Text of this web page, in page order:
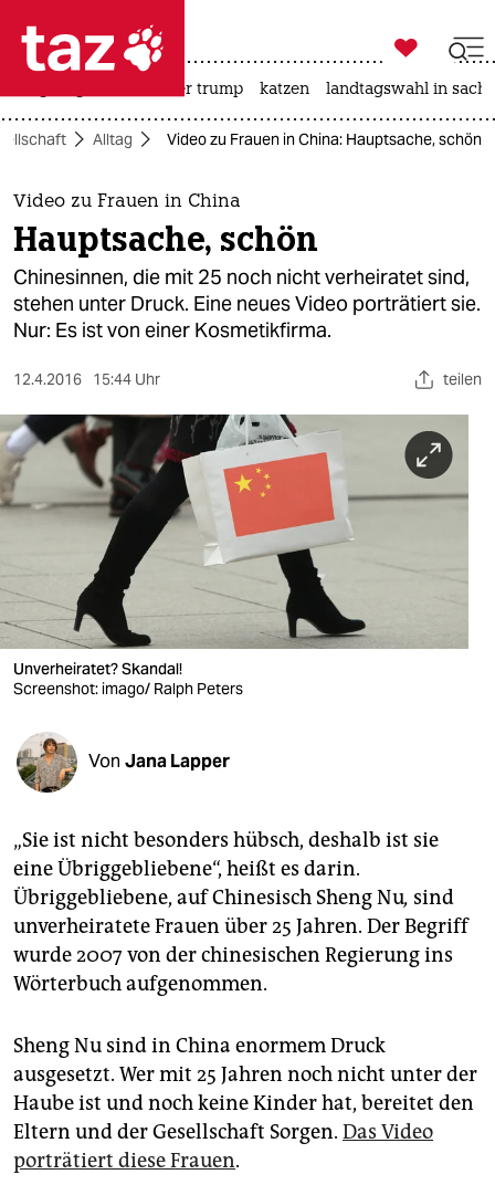
 taz zahl ich
taz zahl ich
themen
politik
öko
sport
berlin
wahrheit
verlag
verlag
veranstaltungen
shop
unterstützen
abo
genossenschaft
epaper login

taz zahl ich
usa unter trump katzen landtagswahl in
Alltag Video zu Frauen in China: Hauptsache, schön
Video zu Frauen in China
Hauptsache, schön
Chinesinnen, die mit 25 noch nicht verheiratet sind,
stehen unter Druck. Eine neues Video porträtiert sie.
Nur: Es ist von einer Kosmetikfirma.
12.4.2016 15:44 Uhr teilen
Unverheiratet? Skandal!
Screenshot: imago/ Ralph Peters
Von Jana Lapper
„Sie ist nicht besonders hübsch, deshalb ist sie
eine Übriggebliebene“, heißt es darin.
Übriggebliebene, auf Chinesisch Sheng Nu, sind
unverheiratete Frauen über 25 Jahren. Der Begriff
wurde 2007 von der chinesischen Regierung ins
Wörterbuch aufgenommen.
Sheng Nu sind in China enormem Druck
ausgesetzt. Wer mit 25 Jahren noch nicht unter der
Haube ist und noch keine Kinder hat, bereitet den
Eltern und der Gesellschaft Sorgen. Das Video
porträtiert diese Frauen.